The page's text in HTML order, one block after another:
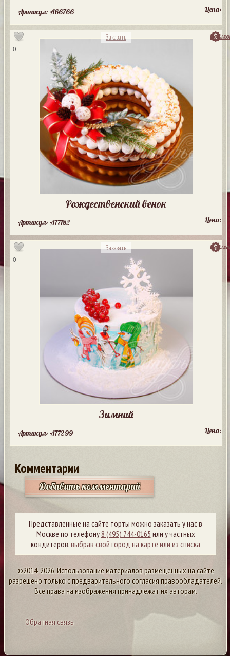
Артикул: A66766 Цена:
0
Заказать
Рождественский венок
Артикул: A77182 Цена:
0
Заказать
Зимний
Артикул: A77299 Цена:
Комментарии
Добавить комментарий
Представленные на сайте торты можно заказать у нас в
Москве по телефону8 (495) 744-0165 или у частных
кондитеров,выбрав свой город на карте или из списка
©2014-2026. Использование материалов размещенных на сайте
разрешено только с предварительного согласия правообладателей.
Все права на изображения принадлежат их авторам.
Обратная связь